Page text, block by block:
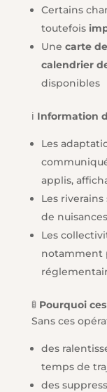
Certains
toutefois
Une carte
calendrier
disponibles
ℹ️ Information
Les
applis,
Les
de
Les
notamment
🚦 Pourquoi
Sans ces
des
temps de
des